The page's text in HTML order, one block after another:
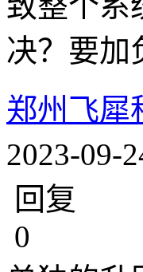
决？要加
郑州飞犀
2023-09-
回复
0